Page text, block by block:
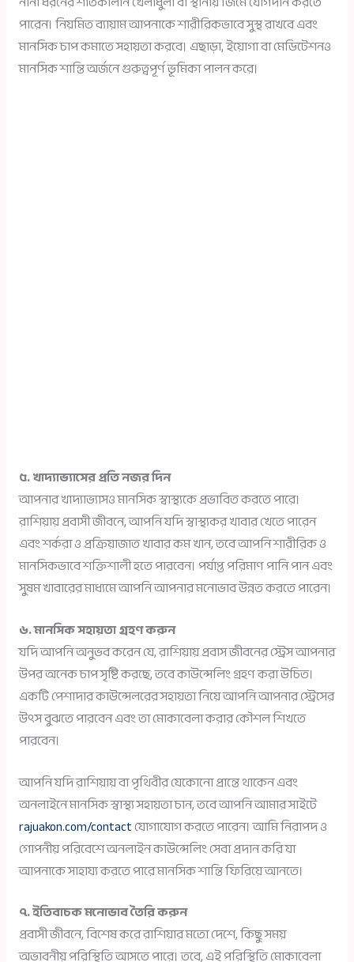
পারেন। নিয়মিত ব্যায়াম আপনাকে শারীরিকভাবে সুস্থ রাখবে এবং
মানসিক চাপ কমাতে সহায়তা করবে। এছাড়া, ইয়োগা বা মেডিটেশনও
মানসিক শান্তি অর্জনে গুরুত্বপূর্ণ ভূমিকা পালন করে।
৫. খাদ্যাভ্যাসের প্রতি নজর দিন
আপনার খাদ্যাভ্যাসও মানসিক স্বাস্থ্যকে প্রভাবিত করতে পারে।
রাশিয়ায় প্রবাসী জীবনে, আপনি যদি স্বাস্থ্যকর খাবার খেতে পারেন
এবং শর্করা ও প্রক্রিয়াজাত খাবার কম খান, তবে আপনি শারীরিক ও
মানসিকভাবে শক্তিশালী হতে পারবেন। পর্যাপ্ত পরিমাণ পানি পান এবং
সুষম খাবারের মাধ্যমে আপনি আপনার মনোভাব উন্নত করতে পারেন।
৬. মানসিক সহায়তা গ্রহণ করুন
যদি আপনি অনুভব করেন যে, রাশিয়ায় প্রবাস জীবনের স্ট্রেস আপনার
উপর অনেক চাপ সৃষ্টি করছে, তবে কাউন্সেলিং গ্রহণ করা উচিত।
একটি পেশাদার কাউন্সেলরের সহায়তা নিয়ে আপনি আপনার স্ট্রেসের
উৎস বুঝতে পারবেন এবং তা মোকাবেলা করার কৌশল শিখতে
পারবেন।
আপনি যদি রাশিয়ায় বা পৃথিবীর যেকোনো প্রান্তে থাকেন এবং
অনলাইনে মানসিক স্বাস্থ্য সহায়তা চান, তবে আপনি আমার সাইটে
rajuakon.com/contactযোগাযোগ করতে পারেন। আমি নিরাপদ ও
গোপনীয় পরিবেশে অনলাইন কাউন্সেলিং সেবা প্রদান করি যা
আপনাকে সাহায্য করতে পারে মানসিক শান্তি ফিরিয়ে আনতে।
৭. ইতিবাচক মনোভাব তৈরি করুন
প্রবাসী জীবনে, বিশেষ করে রাশিয়ার মতো দেশে, কিছু সময়
অভাবনীয় পরিস্থিতি আসতে পারে। তবে, এই পরিস্থিতি মোকাবেলা